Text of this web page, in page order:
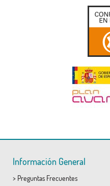
Información General
> Preguntas Frecuentes